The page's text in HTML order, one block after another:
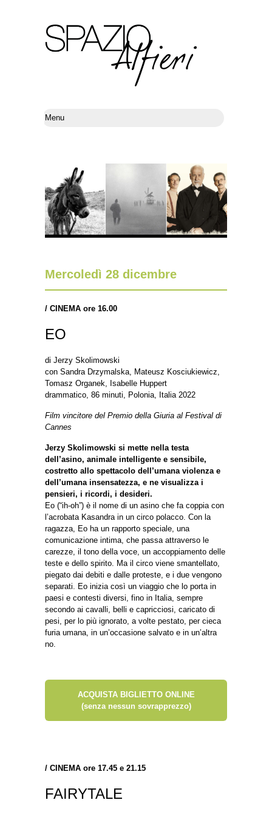
Mercoledì 28 dicembre
/ CINEMA ore 16.00
EO
di Jerzy Skolimowski
con Sandra Drzymalska, Mateusz Kosciukiewicz,
Tomasz Organek, Isabelle Huppert
drammatico, 86 minuti, Polonia, Italia 2022
Film vincitore del Premio della Giuria al Festival di
Cannes
Jerzy Skolimowski si mette nella testa
dell’asino, animale intelligente e sensibile,
costretto allo spettacolo dell’umana violenza e
dell’umana insensatezza, e ne visualizza i
pensieri, i ricordi, i desideri.
Eo (“ih-oh”) è il nome di un asino che fa coppia con
l’acrobata Kasandra in un circo polacco. Con la
ragazza, Eo ha un rapporto speciale, una
comunicazione intima, che passa attraverso le
carezze, il tono della voce, un accoppiamento delle
teste e dello spirito. Ma il circo viene smantellato,
piegato dai debiti e dalle proteste, e i due vengono
separati. Eo inizia così un viaggio che lo porta in
paesi e contesti diversi, fino in Italia, sempre
secondo ai cavalli, belli e capricciosi, caricato di
pesi, per lo più ignorato, a volte pestato, per cieca
furia umana, in un’occasione salvato e in un’altra
no.
ACQUISTA BIGLIETTO ONLINE
(senza nessun sovrapprezzo)
/ CINEMA ore 17.45 e 21.15
FAIRYTALE